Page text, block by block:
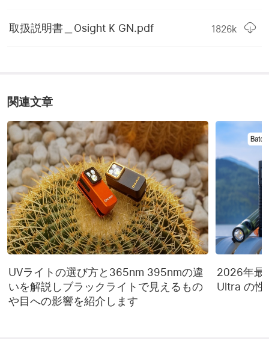
Color)
GN はグリーン
明るさ設定(Brightness
Settings)
無制限のアイレリーフ
(Unlimited Eye Relief)
可能
最大実行時間(Max.
Runtime)
Osight Kは63,000 H
(Mode 3)、Osight K GN
は 71,000 H (Mode 3))
電源(Power Source) CR1620バッテリー
モーションセンサー機能
(Motion Sensor Function)
可能
光センサー技術(Light
Sensor Technology)
可能
取扱説明書＿Osight K GN.pdf 1826k
関連文章
UVライトの選び方と365nm 395nmの違
いを解説しブラックライトで見えるもの
や目への影響を紹介します
2026年最
Ultra の性